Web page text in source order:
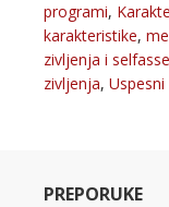
programi,
karakteristike,
zivljenja i
zivljenja,
PREPORUKE